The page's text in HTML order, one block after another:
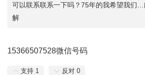
可以联系联系一下吗？75年的我希望我们…
解
15366507528微信号码
支持 1 反对 0